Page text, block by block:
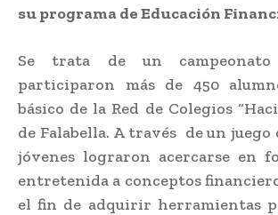
su programa de Educación
Se trata de un
participaron más de 450
básico de la Red de Colegios
de Falabella. A través de un juego
jóvenes lograron acercarse en
entretenida a conceptos
el fin de adquirir herramientas